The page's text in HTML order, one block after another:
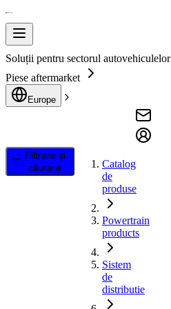
Soluții pentru sectorul autovehiculelor
Piese aftermarket
Europe
Filtrare și
căutare
Catalog
de
produse
Powertrain
products
Sistem
de
distributie